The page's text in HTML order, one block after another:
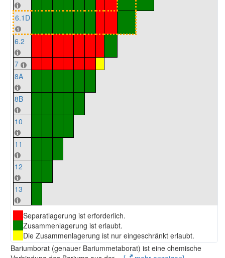
6.1D
6.2
7
8A
8B
10
11
12
13
Separatlagerung ist erforderlich.
Zusammenlagerung ist erlaubt.
Die Zusammenlagerung ist nur eingeschränkt erlaubt.
Bariumborat (genauer Bariummetaborat) ist eine chemische